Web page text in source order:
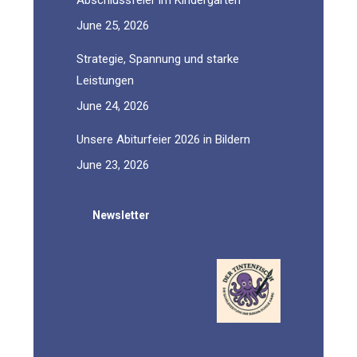
June 25, 2026
Strategie, Spannung und starke
Leistungen
June 24, 2026
Unsere Abiturfeier 2026 in Bildern
June 23, 2026
Newsletter